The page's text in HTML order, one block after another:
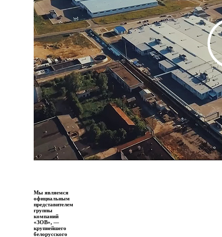
Мы являемся
официальным
представителем
группы
компаний
«ЗОВ», —
крупнейшего
белорусского